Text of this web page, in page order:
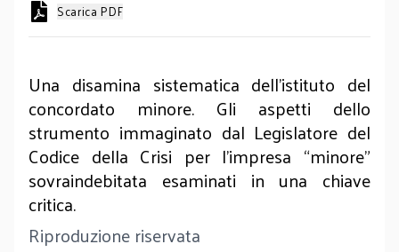
Scarica PDF
Una disamina sistematica dell’istituto del
concordato minore. Gli aspetti dello
strumento immaginato dal Legislatore del
Codice della Crisi per l’impresa “minore”
sovraindebitata esaminati in una chiave
critica.
Riproduzione riservata